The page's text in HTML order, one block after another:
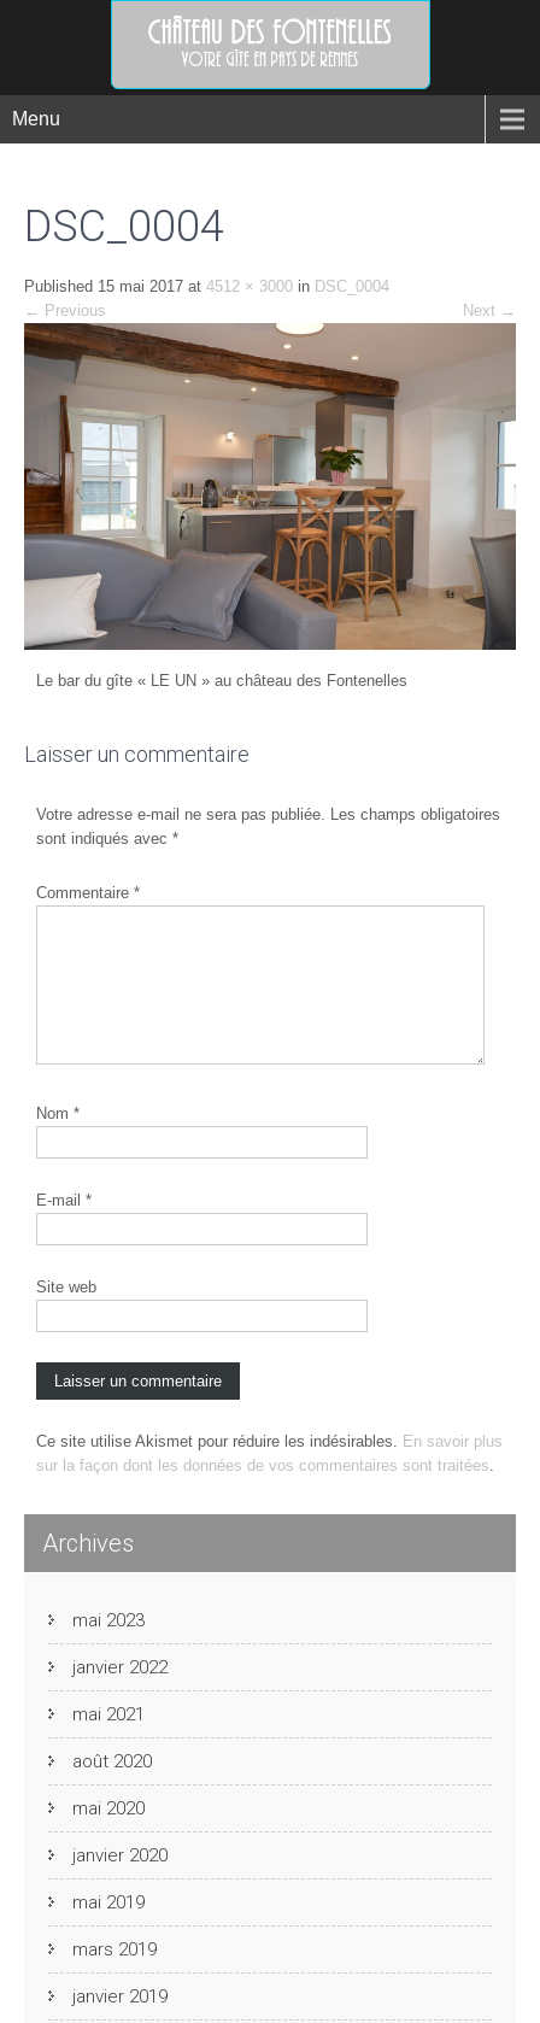
Menu
DSC_0004
Published 15 mai 2017 at 4512 × 3000 in DSC_0004
← Previous Next →
Le bar du gîte « LE UN » au château des Fontenelles
Laisser un commentaire
Votre adresse e-mail ne sera pas publiée. Les champs obligatoires
sont indiqués avec *
Commentaire *
Nom *
E-mail *
Site web
Ce site utilise Akismet pour réduire les indésirables. En savoir plus
sur la façon dont les données de vos commentaires sont traitées.
Archives
mai 2023
janvier 2022
mai 2021
août 2020
mai 2020
janvier 2020
mai 2019
mars 2019
janvier 2019